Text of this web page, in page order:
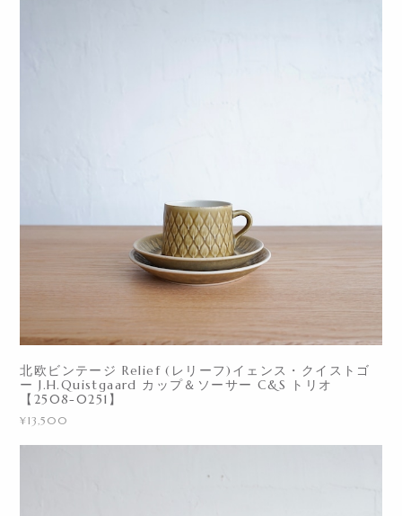
北欧ビンテージ Relief (レリーフ)イェンス・クイストゴ
ー J.H.Quistgaard カップ＆ソーサー C&S トリオ
【2508-0251】
¥13,500